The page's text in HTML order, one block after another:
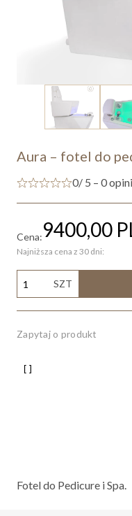
Aura – fotel do
0/ 5 – 0
Cena:9400,00
Najniższa cena z 30 dni:
SZT
Zapytaj o produkt
Fotel do Pedicure i Spa.